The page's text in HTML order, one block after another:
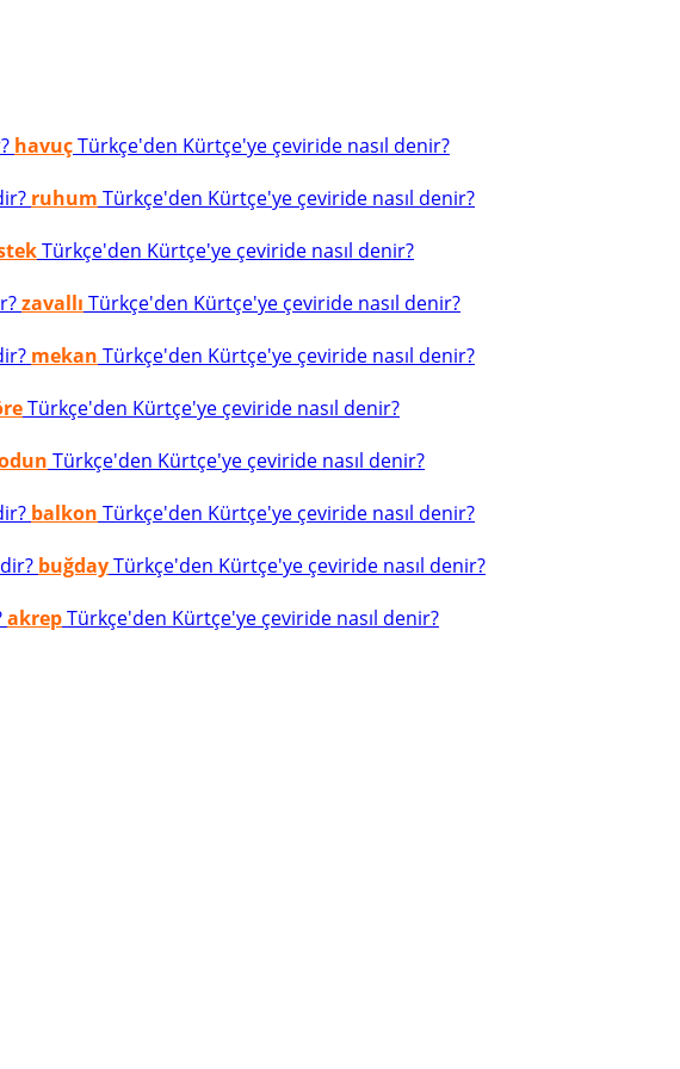
havuçTürkçe'den Kürtçe'ye çeviride nasıl denir?
ruhum Türkçe'den Kürtçe'ye çeviride nasıl denir?
Türkçe'den Kürtçe'ye çeviride nasıl denir?
zavallı Türkçe'den Kürtçe'ye çeviride nasıl denir?
mekan Türkçe'den Kürtçe'ye çeviride nasıl denir?
Türkçe'den Kürtçe'ye çeviride nasıl denir?
Türkçe'den Kürtçe'ye çeviride nasıl denir?
balkon Türkçe'den Kürtçe'ye çeviride nasıl denir?
buğdayTürkçe'den Kürtçe'ye çeviride nasıl denir?
akrepTürkçe'den Kürtçe'ye çeviride nasıl denir?